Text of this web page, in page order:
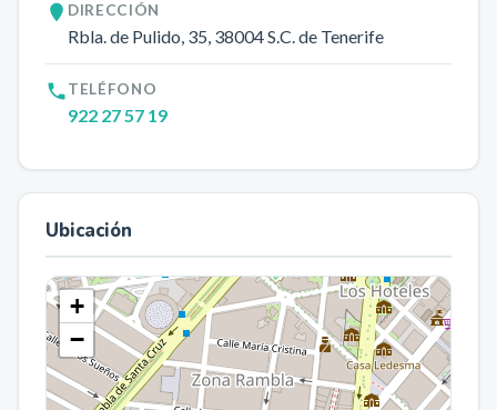
DIRECCIÓN
Rbla. de Pulido, 35, 38004S.C. de Tenerife
TELÉFONO
922 27 57 19
Ubicación
+
−